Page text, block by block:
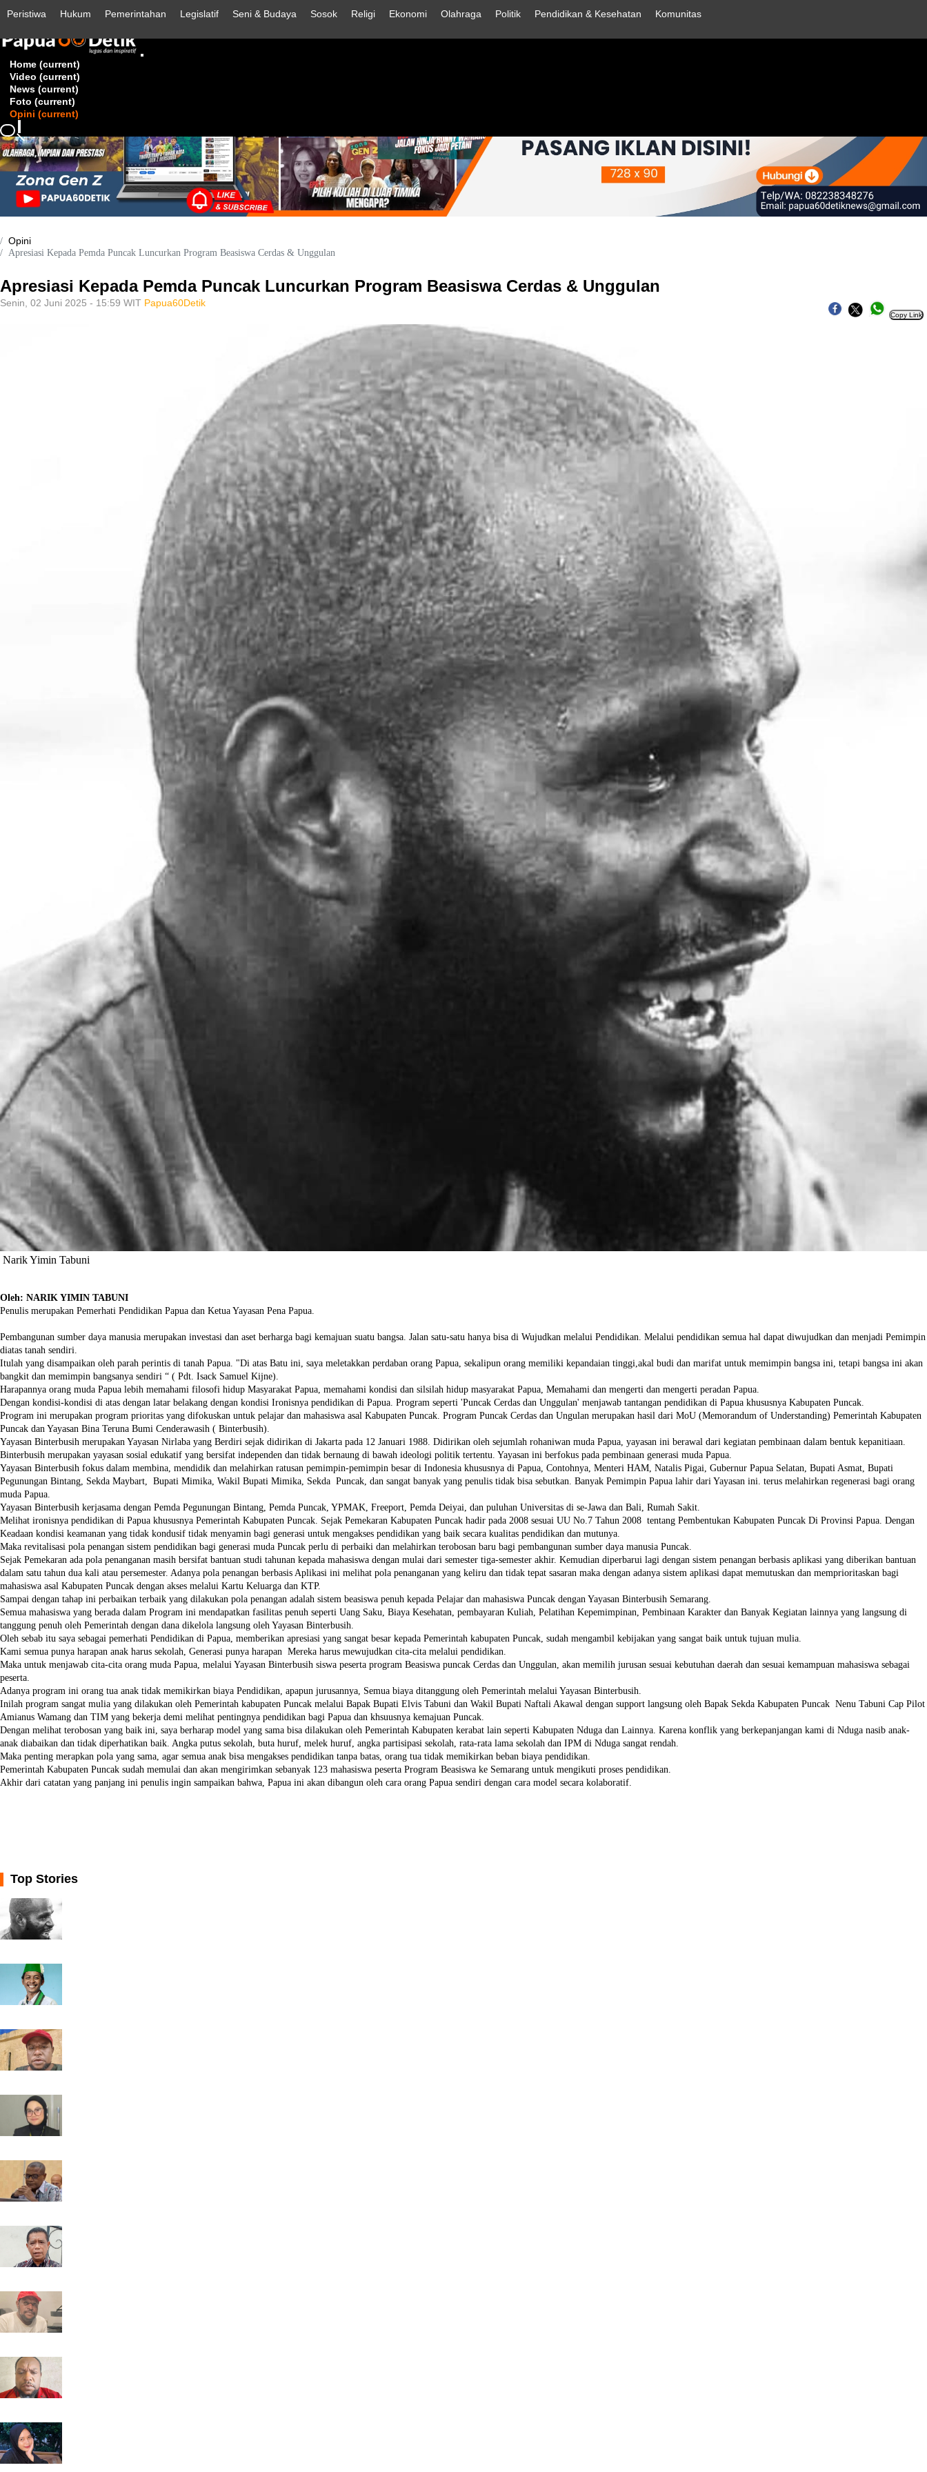
Peristiwa Hukum Pemerintahan Legislatif Seni & Budaya Sosok Religi Ekonomi Olahraga Politik Pendidikan & Kesehatan Komunitas
Home (current)
Video (current)
News (current)
Foto (current)
Opini (current)
Opini
Apresiasi Kepada Pemda Puncak Luncurkan Program Beasiswa Cerdas & Unggulan
Apresiasi Kepada Pemda Puncak Luncurkan Program Beasiswa Cerdas & Unggulan
Senin, 02 Juni 2025 - 15:59 WIT Papua60Detik
Copy Link
Narik Yimin Tabuni
Oleh: NARIK YIMIN TABUNI
Penulis merupakan Pemerhati Pendidikan Papua dan Ketua Yayasan Pena Papua.
Pembangunan sumber daya manusia merupakan investasi dan aset berharga bagi kemajuan suatu bangsa. Jalan satu-satu hanya bisa di Wujudkan melalui Pendidikan. Melalui pendidikan semua hal dapat diwujudkan dan menjadi Pemimpin
diatas tanah sendiri.
Itulah yang disampaikan oleh parah perintis di tanah Papua. "Di atas Batu ini, saya meletakkan perdaban orang Papua, sekalipun orang memiliki kepandaian tinggi,akal budi dan marifat untuk memimpin bangsa ini, tetapi bangsa ini akan
bangkit dan memimpin bangsanya sendiri “ ( Pdt. Isack Samuel Kijne).
Harapannya orang muda Papua lebih memahami filosofi hidup Masyarakat Papua, memahami kondisi dan silsilah hidup masyarakat Papua, Memahami dan mengerti dan mengerti peradan Papua.
Dengan kondisi-kondisi di atas dengan latar belakang dengan kondisi Ironisnya pendidikan di Papua. Program seperti 'Puncak Cerdas dan Unggulan' menjawab tantangan pendidikan di Papua khususnya Kabupaten Puncak.
Program ini merupakan program prioritas yang difokuskan untuk pelajar dan mahasiswa asal Kabupaten Puncak. Program Puncak Cerdas dan Ungulan merupakan hasil dari MoU (Memorandum of Understanding) Pemerintah Kabupaten
Puncak dan Yayasan Bina Teruna Bumi Cenderawasih ( Binterbusih).
Yayasan Binterbusih merupakan Yayasan Nirlaba yang Berdiri sejak didirikan di Jakarta pada 12 Januari 1988. Didirikan oleh sejumlah rohaniwan muda Papua, yayasan ini berawal dari kegiatan pembinaan dalam bentuk kepanitiaan.
Binterbusih merupakan yayasan sosial edukatif yang bersifat independen dan tidak bernaung di bawah ideologi politik tertentu. Yayasan ini berfokus pada pembinaan generasi muda Papua.
Yayasan Binterbusih fokus dalam membina, mendidik dan melahirkan ratusan pemimpin-pemimpin besar di Indonesia khususnya di Papua, Contohnya, Menteri HAM, Natalis Pigai, Gubernur Papua Selatan, Bupati Asmat, Bupati
Pegunungan Bintang, Sekda Maybart, Bupati Mimika, Wakil Bupati Mimika, Sekda Puncak, dan sangat banyak yang penulis tidak bisa sebutkan. Banyak Pemimpin Papua lahir dari Yayasan ini. terus melahirkan regenerasi bagi orang
muda Papua.
Yayasan Binterbusih kerjasama dengan Pemda Pegunungan Bintang, Pemda Puncak, YPMAK, Freeport, Pemda Deiyai, dan puluhan Universitas di se-Jawa dan Bali, Rumah Sakit.
Melihat ironisnya pendidikan di Papua khususnya Pemerintah Kabupaten Puncak. Sejak Pemekaran Kabupaten Puncak hadir pada 2008 sesuai UU No.7 Tahun 2008 tentang Pembentukan Kabupaten Puncak Di Provinsi Papua. Dengan
Keadaan kondisi keamanan yang tidak kondusif tidak menyamin bagi generasi untuk mengakses pendidikan yang baik secara kualitas pendidikan dan mutunya.
Maka revitalisasi pola penangan sistem pendidikan bagi generasi muda Puncak perlu di perbaiki dan melahirkan terobosan baru bagi pembangunan sumber daya manusia Puncak.
Sejak Pemekaran ada pola penanganan masih bersifat bantuan studi tahunan kepada mahasiswa dengan mulai dari semester tiga-semester akhir. Kemudian diperbarui lagi dengan sistem penangan berbasis aplikasi yang diberikan bantuan
dalam satu tahun dua kali atau persemester. Adanya pola penangan berbasis Aplikasi ini melihat pola penanganan yang keliru dan tidak tepat sasaran maka dengan adanya sistem aplikasi dapat memutuskan dan memprioritaskan bagi
mahasiswa asal Kabupaten Puncak dengan akses melalui Kartu Keluarga dan KTP.
Sampai dengan tahap ini perbaikan terbaik yang dilakukan pola penangan adalah sistem beasiswa penuh kepada Pelajar dan mahasiswa Puncak dengan Yayasan Binterbusih Semarang.
Semua mahasiswa yang berada dalam Program ini mendapatkan fasilitas penuh seperti Uang Saku, Biaya Kesehatan, pembayaran Kuliah, Pelatihan Kepemimpinan, Pembinaan Karakter dan Banyak Kegiatan lainnya yang langsung di
tanggung penuh oleh Pemerintah dengan dana dikelola langsung oleh Yayasan Binterbusih.
Oleh sebab itu saya sebagai pemerhati Pendidikan di Papua, memberikan apresiasi yang sangat besar kepada Pemerintah kabupaten Puncak, sudah mengambil kebijakan yang sangat baik untuk tujuan mulia.
Kami semua punya harapan anak harus sekolah, Generasi punya harapan Mereka harus mewujudkan cita-cita melalui pendidikan.
Maka untuk menjawab cita-cita orang muda Papua, melalui Yayasan Binterbusih siswa peserta program Beasiswa puncak Cerdas dan Unggulan, akan memilih jurusan sesuai kebutuhan daerah dan sesuai kemampuan mahasiswa sebagai
peserta.
Adanya program ini orang tua anak tidak memikirkan biaya Pendidikan, apapun jurusannya, Semua biaya ditanggung oleh Pemerintah melalui Yayasan Binterbusih.
Inilah program sangat mulia yang dilakukan oleh Pemerintah kabupaten Puncak melalui Bapak Bupati Elvis Tabuni dan Wakil Bupati Naftali Akawal dengan support langsung oleh Bapak Sekda Kabupaten Puncak Nenu Tabuni Cap Pilot
Amianus Wamang dan TIM yang bekerja demi melihat pentingnya pendidikan bagi Papua dan khsuusnya kemajuan Puncak.
Dengan melihat terobosan yang baik ini, saya berharap model yang sama bisa dilakukan oleh Pemerintah Kabupaten kerabat lain seperti Kabupaten Nduga dan Lainnya. Karena konflik yang berkepanjangan kami di Nduga nasib anak-
anak diabaikan dan tidak diperhatikan baik. Angka putus sekolah, buta huruf, melek huruf, angka partisipasi sekolah, rata-rata lama sekolah dan IPM di Nduga sangat rendah.
Maka penting merapkan pola yang sama, agar semua anak bisa mengakses pendidikan tanpa batas, orang tua tidak memikirkan beban biaya pendidikan.
Pemerintah Kabupaten Puncak sudah memulai dan akan mengirimkan sebanyak 123 mahasiswa peserta Program Beasiswa ke Semarang untuk mengikuti proses pendidikan.
Akhir dari catatan yang panjang ini penulis ingin sampaikan bahwa, Papua ini akan dibangun oleh cara orang Papua sendiri dengan cara model secara kolaboratif.
Top Stories